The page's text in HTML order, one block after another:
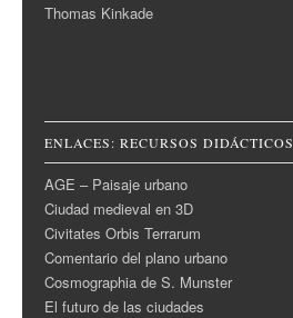
Thomas Kinkade
ENLACES: RECURSOS DIDÁCTICOS
AGE – Paisaje urbano
Ciudad medieval en 3D
Civitates Orbis Terrarum
Comentario del plano urbano
Cosmographia de S. Munster
El futuro de las ciudades